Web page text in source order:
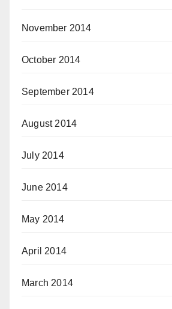
November 2014
October 2014
September 2014
August 2014
July 2014
June 2014
May 2014
April 2014
March 2014